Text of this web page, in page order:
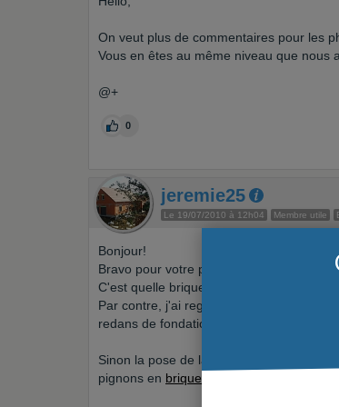
On veut plus de commentaires pour les
Vous en êtes au même niveau que nous
@+
0
jeremie25
Le 19/07/2010 à 12h04 Membre utile
Bonjour!
Bravo pour votre projet,
C'est quelle brique? tu as quelle
Par contre, j'ai regardé les photos de tes
redans de fondations, j'espère qu'ils sont
Sinon la pose de la brique à l'air pas
pignons en briques